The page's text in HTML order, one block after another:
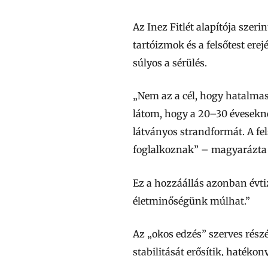
Az Inez Fitlét alapítója
tartóizmok és a felsőtest
súlyos a sérülés.
„Nem az a cél, hogy
látom, hogy a 20–30
látványos strandformát. A
foglalkoznak” – magyarázta
Ez a hozzáállás azonban
életminőségünk múlhat.”
Az „okos edzés” szerves
stabilitását erősítik,